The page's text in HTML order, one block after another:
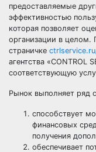
предоставляемые
эффективностью
которая позволяет
организации в целом.
страничке
агентства «CONTROL
соответствующую
Рынок выполняет ряд
способствует
финансовых
получения
обеспечивает